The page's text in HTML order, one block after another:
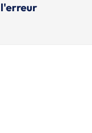
l'erreur